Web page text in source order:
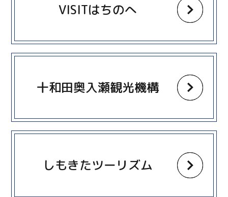
VISITはちのへ
十和田奥入瀬観光機構
more
しもきたツーリズム
more